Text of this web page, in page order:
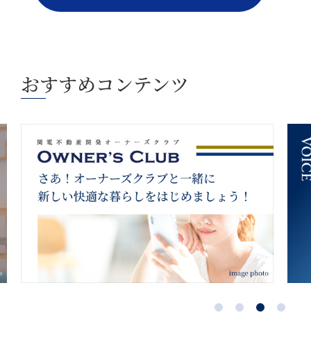
おすすめコンテンツ